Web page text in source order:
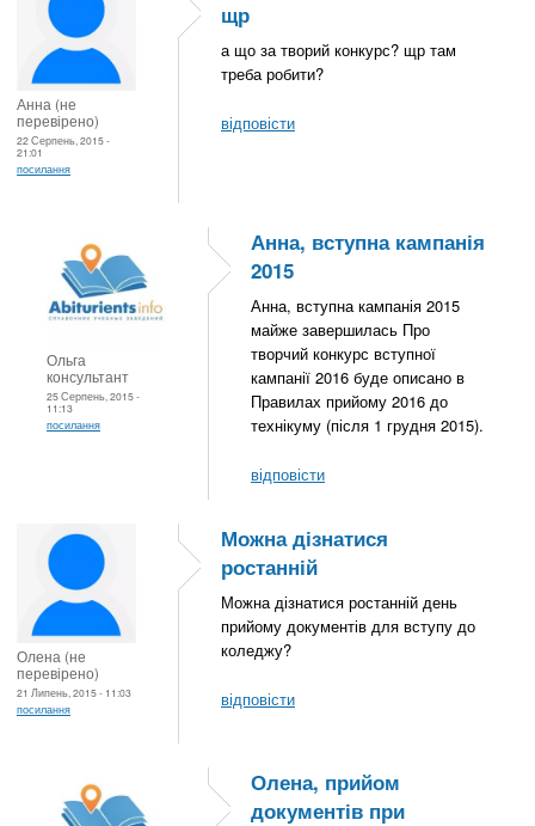
Анна (не
перевірено)
22 Серпень, 2015 -
21:01
посилання
щр
а що за творий конкурс? щр там
треба робити?
відповісти
Ольга
консультант
25 Серпень, 2015 -
11:13
посилання
Анна, вступна кампанія
2015
Анна, вступна кампанія 2015
майже завершилась Про
творчий конкурс вступної
кампанії 2016 буде описано в
Правилах прийому 2016 до
технікуму (після 1 грудня 2015).
відповісти
Олена (не
перевірено)
21 Липень, 2015 - 11:03
посилання
Можна дізнатися
ростанній
Можна дізнатися ростанній день
прийому документів для вступу до
коледжу?
відповісти
Олена, прийом
документів при